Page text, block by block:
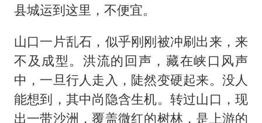
县城运到这里，不便宜。
山口一片乱石，似乎刚刚被冲刷出来，来
不及成型。洪流的回声，藏在峡口风声
中，一旦行人走入，陡然变硬起来。没人
能想到，其中尚隐含生机。转过山口，现
出一带沙洲，覆盖微红的树林，是上游的